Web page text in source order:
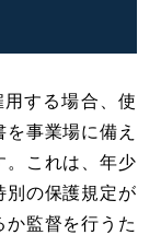
する場合、使
事業場に備え
。これは、年少
別の保護規定が
か監督を行うた